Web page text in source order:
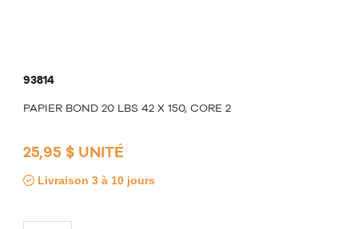
93814
PAPIER BOND 20 LBS 42 X 150, CORE 2
25,95 $ UNITÉ
Livraison 3 à 10 jours